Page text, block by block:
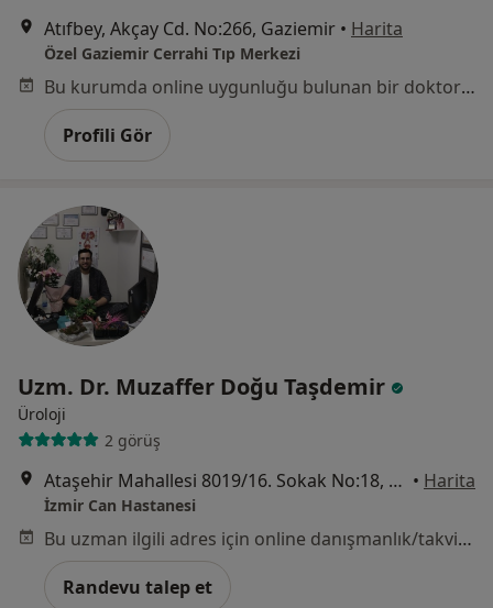
Atıfbey, Akçay Cd. No:266, Gaziemir • Harita
Özel Gaziemir Cerrahi Tıp Merkezi
Bu kurumda online uygunluğu bulunan bir doktor veya uzman bulunamadı
Profili Gör
Uzm. Dr. Muzaffer Doğu Taşdemir
Üroloji
2 görüş
Ataşehir Mahallesi 8019/16. Sokak No:18, Çiğli • Harita
İzmir Can Hastanesi
Bu uzman ilgili adres için online danışmanlık/takvim sunmuyor.
Randevu talep et